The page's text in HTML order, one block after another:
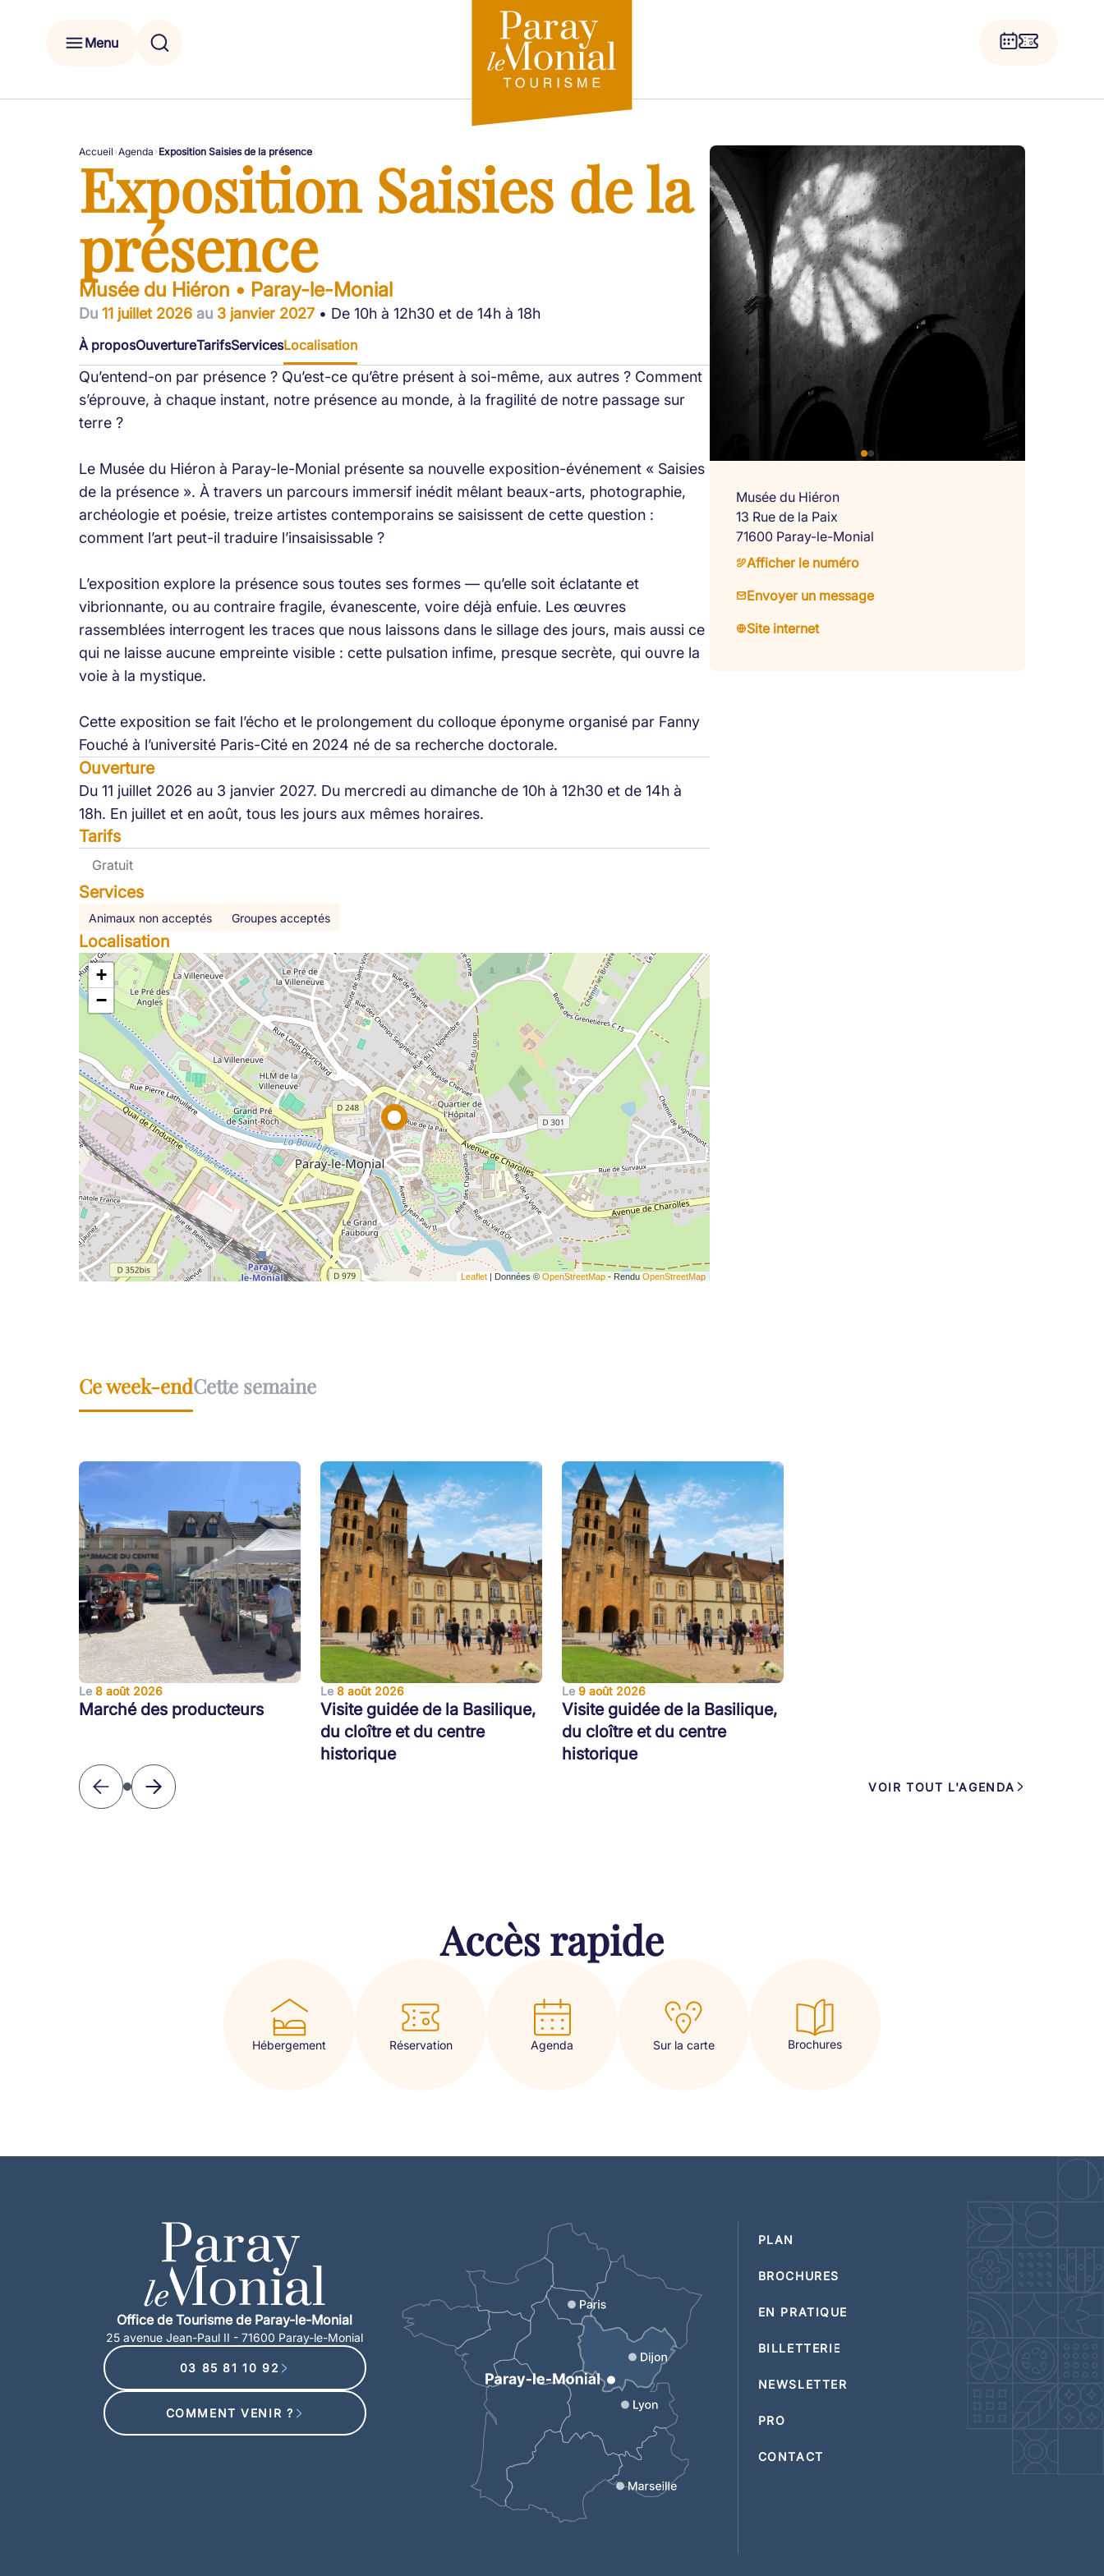
Menu
Accueil Agenda Exposition Saisies de la présence
Exposition Saisies de la
présence
Musée du Hiéron • Paray-le-Monial
Du 11 juillet 2026 au 3 janvier 2027 • De 10h à 12h30 et de 14h à 18h
À proposOuvertureTarifsServicesLocalisation
Qu’entend-on par présence ? Qu’est-ce qu’être présent à soi-même, aux autres ? Comment
s’éprouve, à chaque instant, notre présence au monde, à la fragilité de notre passage sur
terre ?
Le Musée du Hiéron à Paray-le-Monial présente sa nouvelle exposition-événement « Saisies
de la présence ». À travers un parcours immersif inédit mêlant beaux-arts, photographie,
archéologie et poésie, treize artistes contemporains se saisissent de cette question :
comment l’art peut-il traduire l’insaisissable ?
L’exposition explore la présence sous toutes ses formes — qu’elle soit éclatante et
vibrionnante, ou au contraire fragile, évanescente, voire déjà enfuie. Les œuvres
rassemblées interrogent les traces que nous laissons dans le sillage des jours, mais aussi ce
qui ne laisse aucune empreinte visible : cette pulsation infime, presque secrète, qui ouvre la
voie à la mystique.
Cette exposition se fait l’écho et le prolongement du colloque éponyme organisé par Fanny
Fouché à l’université Paris-Cité en 2024 né de sa recherche doctorale.
Ouverture
Du 11 juillet 2026 au 3 janvier 2027. Du mercredi au dimanche de 10h à 12h30 et de 14h à
18h. En juillet et en août, tous les jours aux mêmes horaires.
Tarifs
Gratuit
Services
Animaux non acceptés Groupes acceptés
Localisation
+
−
Leaflet | Données © OpenStreetMap - Rendu OpenStreetMap
Musée du Hiéron
13 Rue de la Paix
71600 Paray-le-Monial
Afficher le numéro
Envoyer un message
Site internet
Ce week-endCette semaine
Le 8 août 2026
Marché des producteurs
Le 8 août 2026
Visite guidée de la Basilique,
du cloître et du centre
historique
Le 9 août 2026
Visite guidée de la Basilique,
du cloître et du centre
historique
VOIR TOUT L'AGENDA
Accès rapide
Hébergement Réservation Agenda Sur la carte Brochures
Office de Tourisme de Paray-le-Monial
25 avenue Jean-Paul II - 71600 Paray-le-Monial
03 85 81 10 92
COMMENT VENIR ?
PLAN
BROCHURES
EN PRATIQUE
BILLETTERIE
NEWSLETTER
PRO
CONTACT